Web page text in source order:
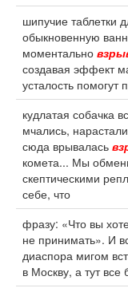
шипучие таблетки
обыкновенную
моментально
создавая эффект
усталость
кудлатая собачка
мчались,
сюда врывалась
комета... Мы
скептическими
себе, что
фразу: «Что вы
не принимать». И
диаспора мигом
в Москву, а тут все